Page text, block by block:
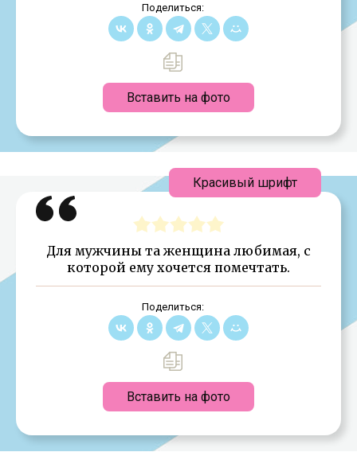
Поделиться:
Вставить на фото
Для мужчины та женщина любимая, с
которой ему хочется помечтать.
Поделиться:
Вставить на фото
Красивый шрифт